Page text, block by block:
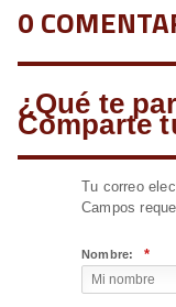
0
¿Qué te
Comparte
Tu correo
Campos
Nombre: *